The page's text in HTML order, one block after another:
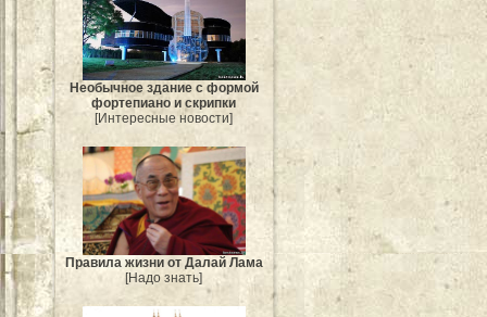
Необычное здание с формой
фортепиано и скрипки
[Интересные новости]
Правила жизни от Далай Лама
[Надо знать]